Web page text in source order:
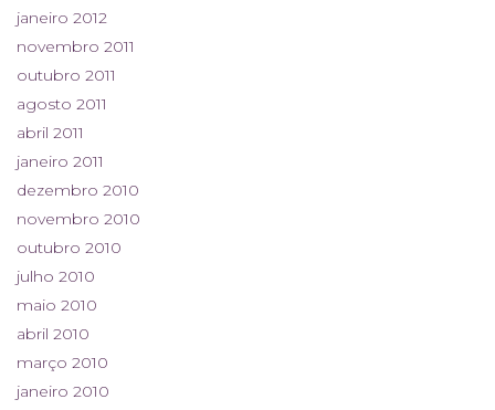
janeiro 2012
novembro 2011
outubro 2011
agosto 2011
abril 2011
janeiro 2011
dezembro 2010
novembro 2010
outubro 2010
julho 2010
maio 2010
abril 2010
março 2010
janeiro 2010